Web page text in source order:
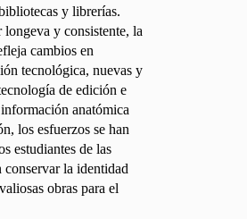
y librerías.
longeva y consistente, la
cambios en
tecnológica, nuevas y
de edición e
anatómica
los esfuerzos se han
estudiantes de las
conservar la identidad
obras para el